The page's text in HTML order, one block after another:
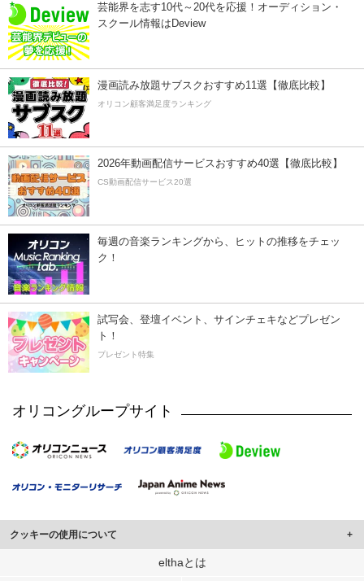
芸能界を志す10代～20代を応援！オーディション・
スクール情報はDeview
漫画読み放題サブスクおすすめ11選【徹底比較】
オリコン顧客満足度ランキング
2026年動画配信サービスおすすめ40選【徹底比較】
CS動画配信サービス20選
毎週の音楽ランキングから、ヒットの推移をチェッ
ク！
試写会、登壇イベント、サインチェキなどプレゼン
ト！
プレゼント特集
オリコングループサイト
クッキーの使用について
このサイトでは Cookie を使用して、ユーザーに合わせたコンテンツや広告の
elthaとは